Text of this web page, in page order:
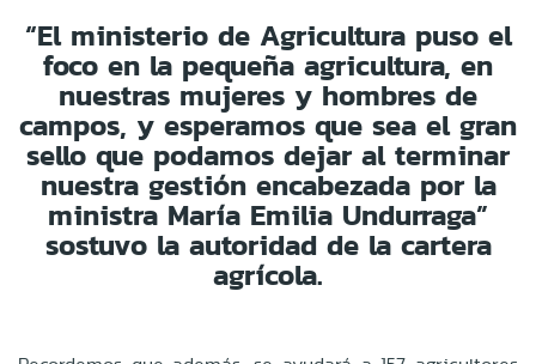
“El ministerio de Agricultura puso el
foco en la pequeña agricultura, en
nuestras mujeres y hombres de
campos, y esperamos que sea el gran
sello que podamos dejar al terminar
nuestra gestión encabezada por la
ministra María Emilia Undurraga”
sostuvo la autoridad de la cartera
agrícola.